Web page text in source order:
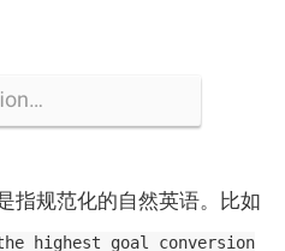
指规范化的自然英语。比如
highest goal conversion